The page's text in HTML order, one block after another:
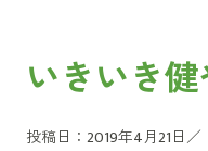
いきいき
投稿日：2019年4月21日／